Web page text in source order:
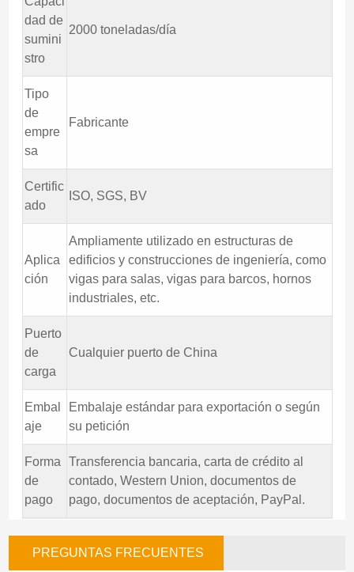
dad de
sumini
stro
2000 toneladas/día
Tipo
de
empre
sa
Fabricante
Certific
ado
ISO, SGS, BV
Aplica
ción
Ampliamente utilizado en estructuras de
edificios y construcciones de ingeniería, como
vigas para salas, vigas para barcos, hornos
industriales, etc.
Puerto
de
carga
Cualquier puerto de China
Embal
aje
Embalaje estándar para exportación o según
su petición
Forma
de
pago
Transferencia bancaria, carta de crédito al
contado, Western Union, documentos de
pago, documentos de aceptación, PayPal.
PREGUNTAS FRECUENTES